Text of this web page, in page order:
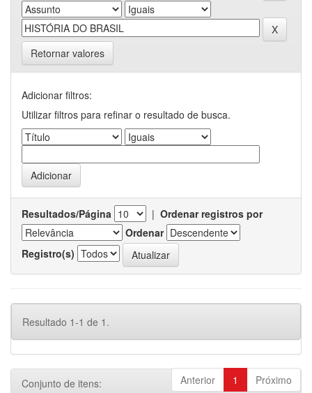
Retornar valores
Adicionar filtros:
Utilizar filtros para refinar o resultado de busca.
Resultados/Página | Ordenar registros por
Ordenar
Registro(s)
Resultado 1-1 de 1.
Anterior 1 Próximo
Conjunto de itens: